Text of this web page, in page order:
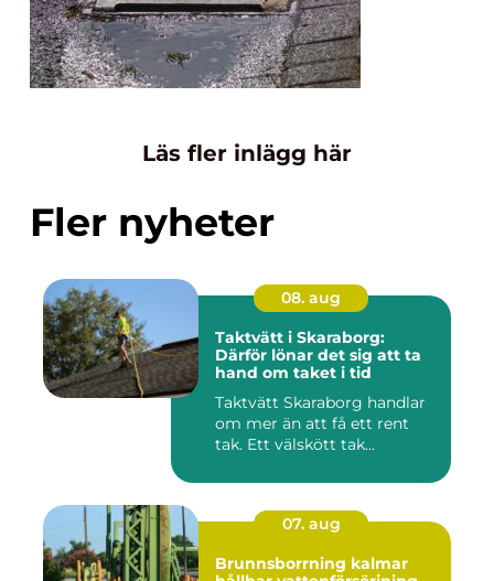
Läs fler inlägg här
Fler nyheter
08. aug
Taktvätt i Skaraborg:
Därför lönar det sig att ta
hand om taket i tid
Taktvätt Skaraborg handlar
om mer än att få ett rent
tak. Ett välskött tak...
07. aug
Brunnsborrning kalmar